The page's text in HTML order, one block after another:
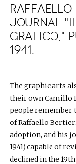
Raffaello
journal "Il
Grafico,"
1941.
The graphic arts
their own Camillo
people remember
of Raffaello
adoption, and his
1941) capable of
declined in the